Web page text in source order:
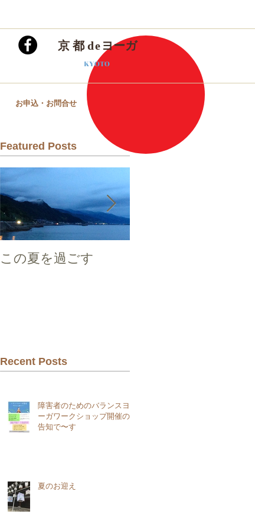
京 都 de ヨーガ
KYOTO
お申込・お問合せ
Featured Posts
この夏を過ごす
Recent Posts
障害者のためのバランスヨ
ーガワークショップ開催の
告知で〜す
夏のお迎え